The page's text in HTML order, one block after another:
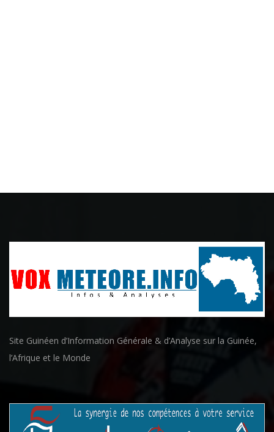
Site Guinéen d’Information Générale & d’Analyse sur la Guinée,
l’Afrique et le Monde